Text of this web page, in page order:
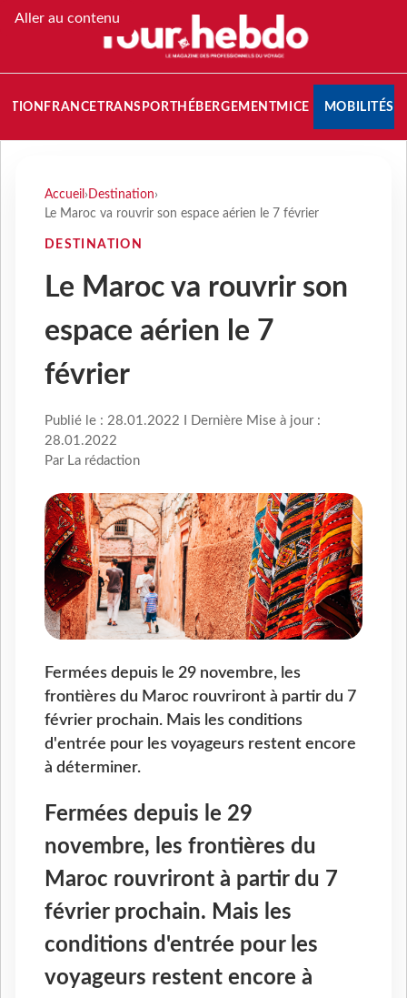
Aller au contenu
FRANCETRANSPORT HÉBERGEMENTMICE MOBILITÉS
Accueil › Destination›
Le Maroc va rouvrir son espace aérien le 7 février
DESTINATION
Le Maroc va rouvrir son
espace aérien le 7
février
Publié le : 28.01.2022 I Dernière Mise à jour :
28.01.2022
Par La rédaction
Fermées depuis le 29 novembre, les
frontières du Maroc rouvriront à partir du 7
février prochain. Mais les conditions
d'entrée pour les voyageurs restent encore
à déterminer.
Fermées depuis le 29
novembre, les frontières du
Maroc rouvriront à partir du 7
février prochain. Mais les
conditions d'entrée pour les
voyageurs restent encore à